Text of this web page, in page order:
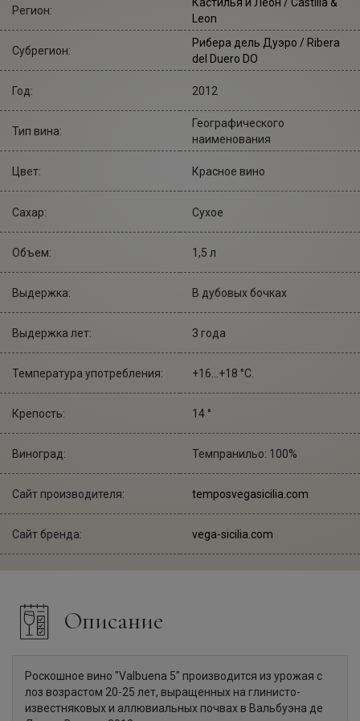
Регион:
Leon
Субрегион:
Рибера дель Дуэро / Ribera
del Duero DO
Год: 2012
Тип вина:
Географического
наименования
Цвет: Красное вино
Сахар: Сухое
Объем: 1,5 л
Выдержка: В дубовых бочках
Выдержка лет: 3 года
Температура употребления: +16...+18 °С.
Крепость: 14 °
Виноград: Темпранильо: 100%
Сайт производителя: temposvegasicilia.com
Сайт бренда: vega-sicilia.com
Описание
Роскошное вино "Valbuena 5" производится из урожая с
лоз возрастом 20-25 лет, выращенных на глинисто-
известняковых и аллювиальных почвах в Вальбуэна де